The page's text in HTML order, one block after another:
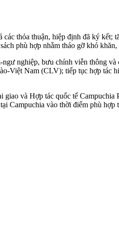
thỏa thuận, hiệp định đã ký
phù hợp nhằm tháo gỡ khó
nghiệp, bưu chính viễn thông
Việt Nam (CLV); tiếp tục hợp tác
và Hợp tác quốc tế Campuchia
Campuchia vào thời điểm phù hợp